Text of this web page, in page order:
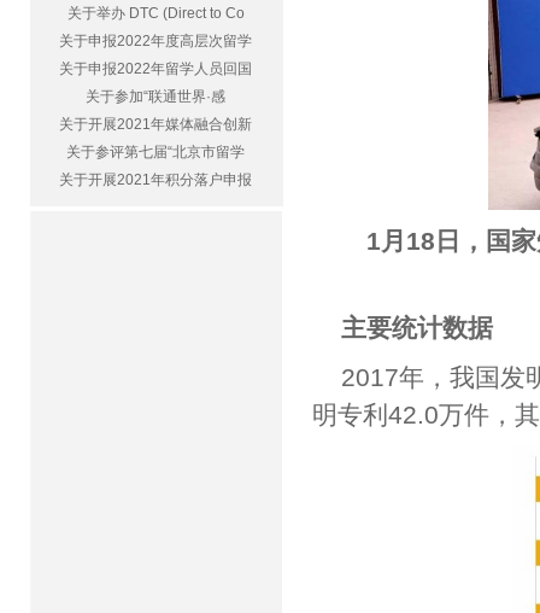
关于举办 DTC (Direct to Co
关于申报2022年度高层次留学
关于申报2022年留学人员回国
关于参加“联通世界·感
关于开展2021年媒体融合创新
关于参评第七届“北京市留学
关于开展2021年积分落户申报
1月18日，国家
主要统计数据
2017年，我国发
明专利42.0万件，